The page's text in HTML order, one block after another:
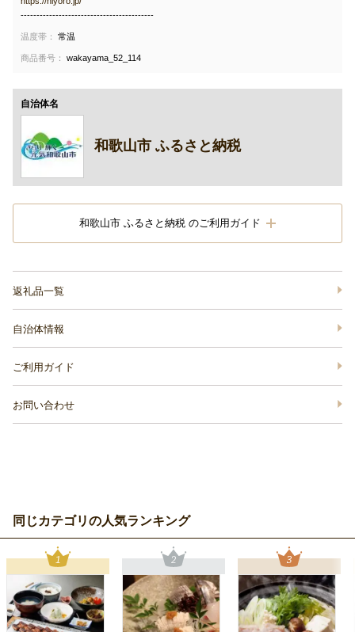
------------------------------------------
温度帯： 常温
商品番号： wakayama_52_114
自治体名
和歌山市 ふるさと納税
和歌山市 ふるさと納税 のご利用ガイド
返礼品一覧
自治体情報
ご利用ガイド
お問い合わせ
同じカテゴリの人気ランキング